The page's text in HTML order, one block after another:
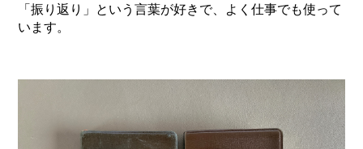
「振り返り」という言葉が好きで、よく仕事でも使って
います。